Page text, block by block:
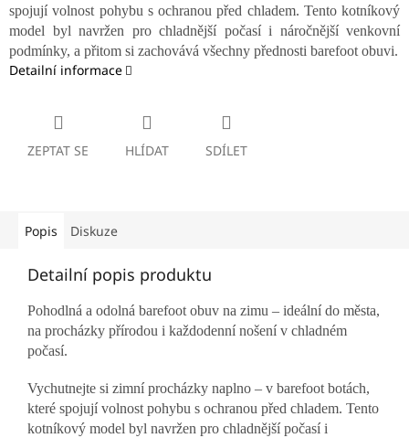
spojují volnost pohybu s ochranou před chladem. Tento kotníkový
model byl navržen pro chladnější počasí i náročnější venkovní
podmínky, a přitom si zachovává všechny přednosti barefoot obuvi.
Detailní informace
ZEPTAT SE HLÍDAT SDÍLET
Popis Diskuze
Detailní popis produktu
Pohodlná a odolná barefoot obuv na zimu – ideální do města,
na procházky přírodou i každodenní nošení v chladném
počasí.
Vychutnejte si zimní procházky naplno – v barefoot botách,
které spojují volnost pohybu s ochranou před chladem. Tento
kotníkový model byl navržen pro chladnější počasí i